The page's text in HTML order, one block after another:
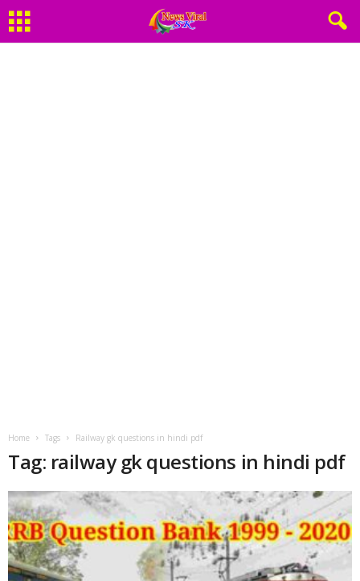
Home Tags Railway gk questions in hindi pdf
Tag: railway gk questions in hindi pdf